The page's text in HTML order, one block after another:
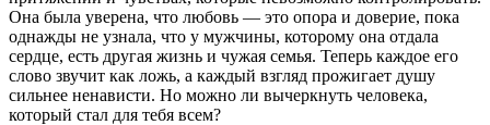
Она была уверена, что любовь — это опора и доверие, пока
однажды не узнала, что у мужчины, которому она отдала
сердце, есть другая жизнь и чужая семья. Теперь каждое его
слово звучит как ложь, а каждый взгляд прожигает душу
сильнее ненависти. Но можно ли вычеркнуть человека,
который стал для тебя всем?